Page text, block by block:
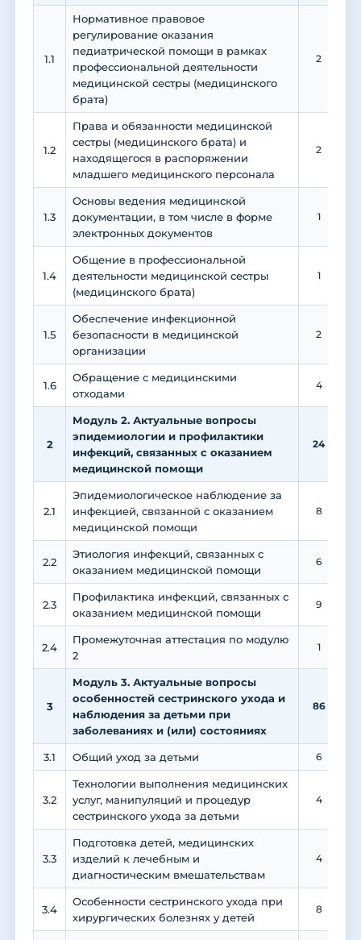
1.1
Нормативное правовое
регулирование оказания
педиатрической помощи в рамках
профессиональной деятельности
медицинской сестры (медицинского
брата)
2
1.2
Права и обязанности медицинской
сестры (медицинского брата) и
находящегося в распоряжении
младшего медицинского персонала
2
1.3
Основы ведения медицинской
документации, в том числе в форме
электронных документов
1
1.4
Общение в профессиональной
деятельности медицинской сестры
(медицинского брата)
1
1.5
Обеспечение инфекционной
безопасности в медицинской
организации
2
1.6
Обращение с медицинскими
отходами
4
2
Модуль 2. Актуальные вопросы
эпидемиологии и профилактики
инфекций, связанных с оказанием
медицинской помощи
24
2.1
Эпидемиологическое наблюдение за
инфекцией, связанной с оказанием
медицинской помощи
8
2.2
Этиология инфекций, связанных с
оказанием медицинской помощи
6
2.3
Профилактика инфекций, связанных с
оказанием медицинской помощи
9
2.4
Промежуточная аттестация по модулю
2
1
3
Модуль 3. Актуальные вопросы
особенностей сестринского ухода и
наблюдения за детьми при
заболеваниях и (или) состояниях
86
3.1 Общий уход за детьми 6
3.2
Технологии выполнения медицинских
услуг, манипуляций и процедур
сестринского ухода за детьми
4
3.3
Подготовка детей, медицинских
изделий к лечебным и
диагностическим вмешательствам
4
3.4
Особенности сестринского ухода при
хирургических болезнях у детей
8